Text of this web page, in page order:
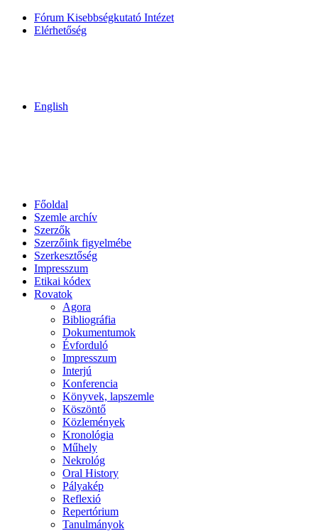
Fórum Kisebbségkutató Intézet
Elérhetőség
English
Főoldal
Szemle archív
Szerzők
Szerzőink figyelmébe
Szerkesztőség
Impresszum
Etikai kódex
Rovatok
Agora
Bibliográfia
Dokumentumok
Évforduló
Impresszum
Interjú
Konferencia
Könyvek, lapszemle
Köszöntő
Közlemények
Kronológia
Műhely
Nekrológ
Oral History
Pályakép
Reflexió
Repertórium
Tanulmányok